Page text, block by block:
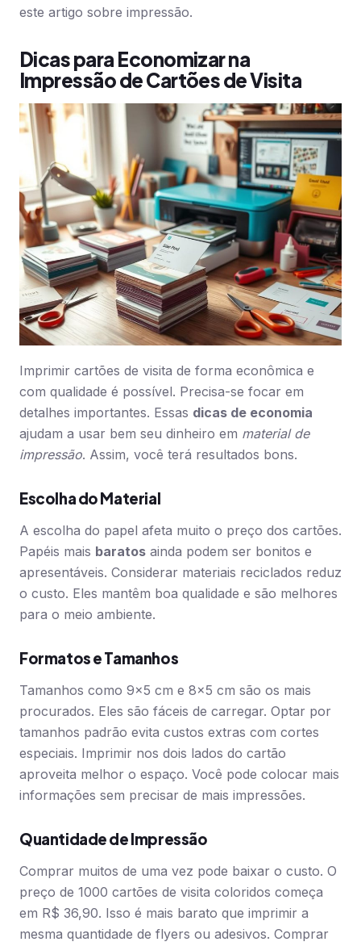
este artigo sobre impressão.
Dicas para Economizar na
Impressão de Cartões de Visita
Imprimir cartões de visita de forma econômica e
com qualidade é possível. Precisa-se focar em
detalhes importantes. Essas dicas de economia
ajudam a usar bem seu dinheiro em material de
impressão. Assim, você terá resultados bons.
Escolha do Material
A escolha do papel afeta muito o preço dos cartões.
Papéis mais baratos ainda podem ser bonitos e
apresentáveis. Considerar materiais reciclados reduz
o custo. Eles mantêm boa qualidade e são melhores
para o meio ambiente.
Formatos e Tamanhos
Tamanhos como 9×5 cm e 8×5 cm são os mais
procurados. Eles são fáceis de carregar. Optar por
tamanhos padrão evita custos extras com cortes
especiais. Imprimir nos dois lados do cartão
aproveita melhor o espaço. Você pode colocar mais
informações sem precisar de mais impressões.
Quantidade de Impressão
Comprar muitos de uma vez pode baixar o custo. O
preço de 1000 cartões de visita coloridos começa
em R$ 36,90. Isso é mais barato que imprimir a
mesma quantidade de flyers ou adesivos. Comprar